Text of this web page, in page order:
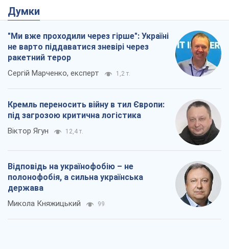
Думки
"Ми вже проходили через гірше": Україні
не варто піддаватися зневірі через
ракетний терор
Сергій Марченко, експерт 1,2 т.
Кремль переносить війну в тил Європи:
під загрозою критична логістика
Віктор Ягун 12,4 т.
Відповідь на українофобію – не
полонофобія, а сильна українська
держава
Микола Княжицький 99